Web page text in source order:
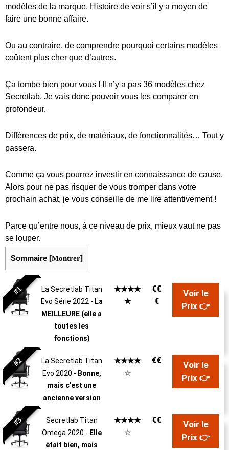
modèles de la marque. Histoire de voir s’il y a moyen de
faire une bonne affaire.
Ou au contraire, de comprendre pourquoi certains modèles
coûtent plus cher que d’autres.
Ça tombe bien pour vous ! Il n’y a pas 36 modèles chez
Secretlab. Je vais donc pouvoir vous les comparer en
profondeur.
Différences de prix, de matériaux, de fonctionnalités… Tout y
passera.
Comme ça vous pourrez investir en connaissance de cause.
Alors pour ne pas risquer de vous tromper dans votre
prochain achat, je vous conseille de me lire attentivement !
Parce qu’entre nous, à ce niveau de prix, mieux vaut ne pas
se louper.
Sommaire [Montrer]
#1
La Secretlab Titan
Evo Série 2022 - La
MEILLEURE (elle a
toutes les
fonctions)
☆☆☆☆
☆
€€
€
Voir le
Prix 👉
#2
La Secretlab Titan
Evo 2020 - Bonne,
mais c'est une
ancienne version
☆☆☆☆
☆
€€
Voir le
Prix 👉
#3
Secretlab Titan
Omega 2020 - Elle
était bien, mais
☆☆☆☆
☆
€€
Voir le
Prix 👉